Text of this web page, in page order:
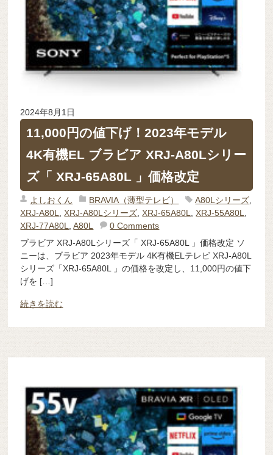
2024年8月1日
11,000円の値下げ！2023年モデル
4K有機EL ブラビア XRJ-A80Lシリー
ズ「 XRJ-65A80L 」価格改定
よしおくん BRAVIA（薄型テレビ） A80Lシリーズ
XRJ-A80L
,XRJ-A80Lシリーズ ,XRJ-65A80L ,XRJ-55A80L
XRJ-77A80L
,A80L
0 Comments
ブラビア XRJ-A80Lシリーズ「 XRJ-65A80L 」価格改定 ソ
ニーは、ブラビア 2023年モデル 4K有機ELテレビ XRJ-A80L
シリーズ「XRJ-65A80L 」の価格を改定し、11,000円の値下
げを […]
続きを読む